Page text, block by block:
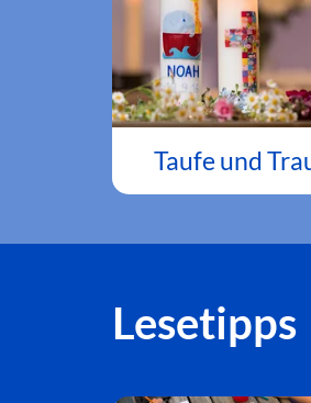
Taufe und
Lesetipps